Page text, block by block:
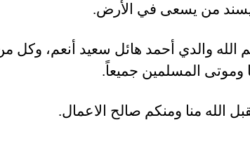
يسند من يسعى في الأرض.
الله والدي أحمد هائل سعيد أنعم، وكل
وموتى المسلمين جميعاً.
الله منا ومنكم صالح الاعمال.